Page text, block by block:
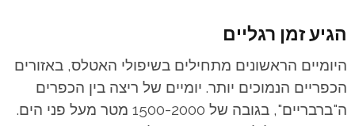
הגיע זמן רגליים
היומיים הראשונים מתחילים בשיפולי האטלס, באזורים
הכפריים הנמוכים יותר. יומיים של ריצה בין הכפרים
ה"ברבריים", בגובה של 1500-2000 מטר מעל פני הים.